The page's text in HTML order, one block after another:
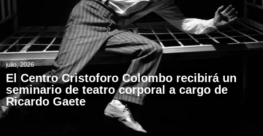
julio, 2026
El Centro Cristoforo Colombo recibirá un
seminario de teatro corporal a cargo de
Ricardo Gaete